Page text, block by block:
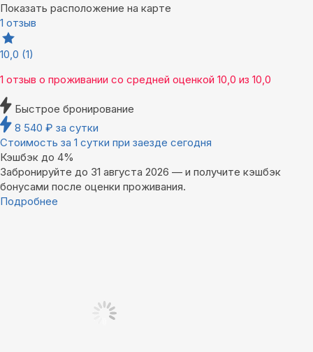
Показать расположение на карте
1 отзыв
10,0 (1)
1 отзыв о проживании со средней оценкой 10,0 из 10,0
Быстрое бронирование
8 540 ₽ за сутки
Стоимость за 1 сутки при заезде сегодня
Кэшбэк до 4%
Забронируйте до 31 августа 2026 — и получите кэшбэк
бонусами после оценки проживания.
Подробнее